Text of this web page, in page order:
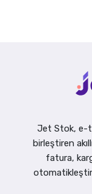
Jet Stok, e-
birleştiren
fatura,